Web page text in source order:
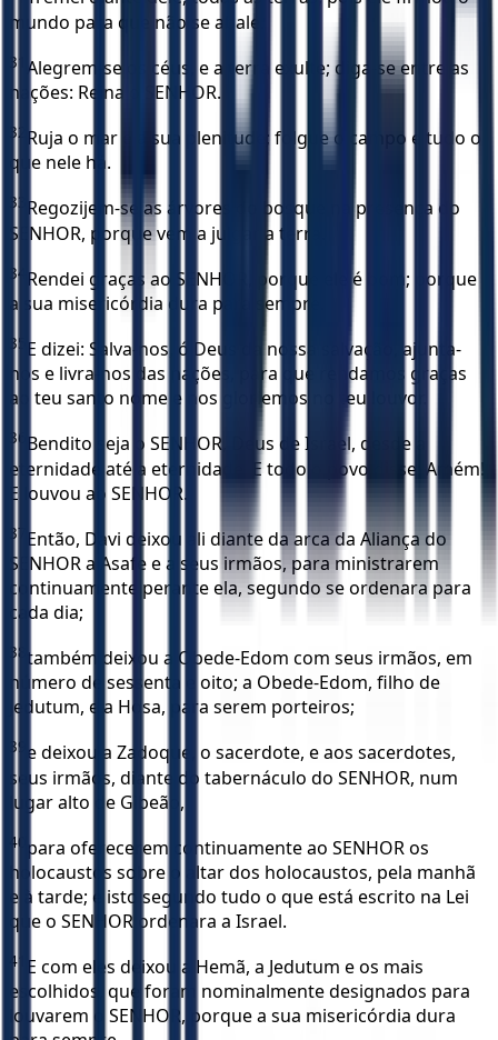
mundo para que não se abale.
31
Alegrem-se os céus, e a terra exulte; diga-se entre as
nações: Reina o SENHOR.
32 Ruja o mar e a sua plenitude; folgue o campo e tudo o
que nele há.
33 Regozijem-se as árvores do bosque na presença do
SENHOR, porque vem a julgar a terra.
34 Rendei graças ao SENHOR, porque ele é bom; porque
a sua misericórdia dura para sempre.
35 E dizei: Salva-nos, ó Deus da nossa salvação, ajunta-
nos e livra-nos das nações, para que rendamos graças
ao teu santo nome e nos gloriemos no teu louvor.
36 Bendito seja o SENHOR, Deus de Israel, desde a
eternidade até a eternidade. E todo o povo disse: Amém!
E louvou ao SENHOR.
37 Então, Davi deixou ali diante da arca da Aliança do
SENHOR a Asafe e a seus irmãos, para ministrarem
continuamente perante ela, segundo se ordenara para
cada dia;
38 também deixou a Obede-Edom com seus irmãos, em
número de sessenta e oito; a Obede-Edom, filho de
Jedutum, e a Hosa, para serem porteiros;
39 e deixou a Zadoque, o sacerdote, e aos sacerdotes,
seus irmãos, diante do tabernáculo do SENHOR, num
lugar alto de Gibeão,
40 para oferecerem continuamente ao SENHOR os
holocaustos sobre o altar dos holocaustos, pela manhã
e à tarde; e isto segundo tudo o que está escrito na Lei
que o SENHOR ordenara a Israel.
41 E com eles deixou a Hemã, a Jedutum e os mais
escolhidos, que foram nominalmente designados para
louvarem o SENHOR, porque a sua misericórdia dura